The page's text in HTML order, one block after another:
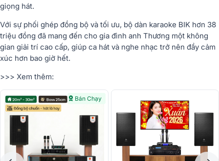
giọng hát.
Với sự phối ghép đồng bộ và tối ưu, bộ dàn karaoke BIK hơn 38
triệu đồng đã mang đến cho gia đình anh Thương một không
gian giải trí cao cấp, giúp ca hát và nghe nhạc trở nên đầy cảm
xúc hơn bao giờ hết.
>>> Xem thêm:
Bán Chạy